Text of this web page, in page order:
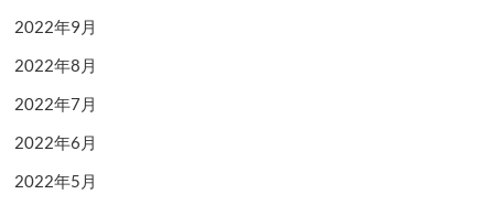
2022年9月
2022年8月
2022年7月
2022年6月
2022年5月